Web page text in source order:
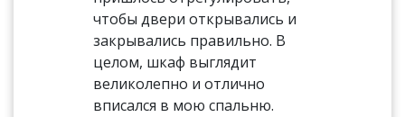
чтобы двери открывались и
закрывались правильно. В
целом, шкаф выглядит
великолепно и отлично
вписался в мою спальню.